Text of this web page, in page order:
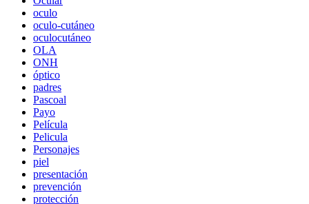
oculo
oculo-cutáneo
oculocutáneo
OLA
ONH
óptico
padres
Pascoal
Payo
Película
Pelicula
Personajes
piel
presentación
prevención
protección